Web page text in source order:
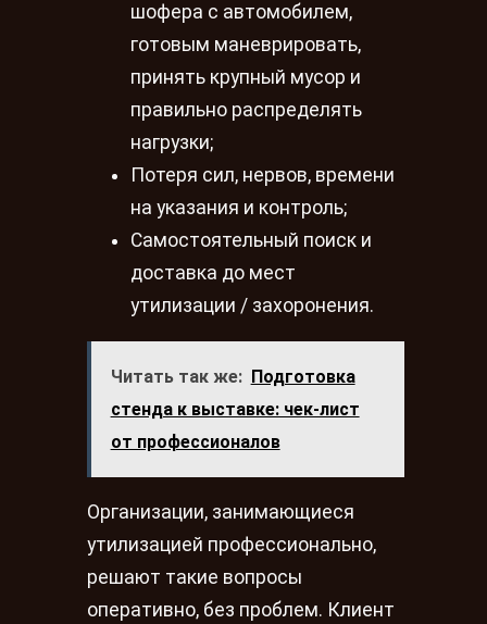
шофера с автомобилем,
готовым маневрировать,
принять крупный мусор и
правильно распределять
нагрузки;
Потеря сил, нервов, времени
на указания и контроль;
Самостоятельный поиск и
доставка до мест
утилизации / захоронения.
Читать так же:
Подготовка
стенда к выставке: чек-лист
от профессионалов
Организации, занимающиеся
утилизацией профессионально,
решают такие вопросы
оперативно, без проблем. Клиент